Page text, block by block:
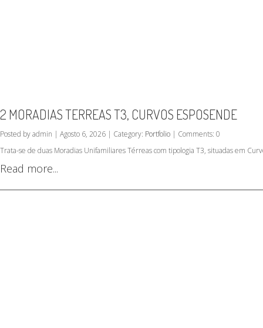
2 MORADIAS TERREAS T3, CURVOS ESPOSENDE
Posted by admin | Agosto 6, 2026 | Category: Portfolio | Comments: 0
Trata-se de duas Moradias Unifamiliares Térreas com tipologia T3, situadas em
Read more...